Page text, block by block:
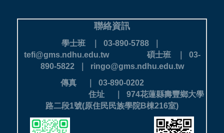
聯絡資訊
學士班 ｜ 03-890-5788 ｜
tefi@gms.ndhu.edu.tw 碩士班 ｜ 03-
890-5822 ｜ ringo@gms.ndhu.edu.tw
傳真 ｜ 03-890-0202
住址 ｜ 974花蓮縣壽豐鄉大學
路二段1號(原住民民族學院B棟216室)